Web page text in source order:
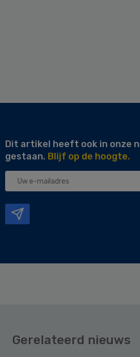
Dit artikel heeft ook in onze
gestaan. Blijf op de hoogte.
Uw
Gerelateerd nieuws